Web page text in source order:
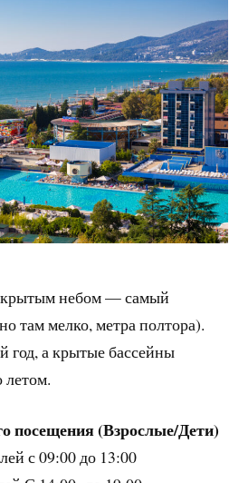
небом — самый
там мелко, метра полтора).
год, а крытые бассейны
посещения (Взрослые/Дети)
с 09:00 до 13:00